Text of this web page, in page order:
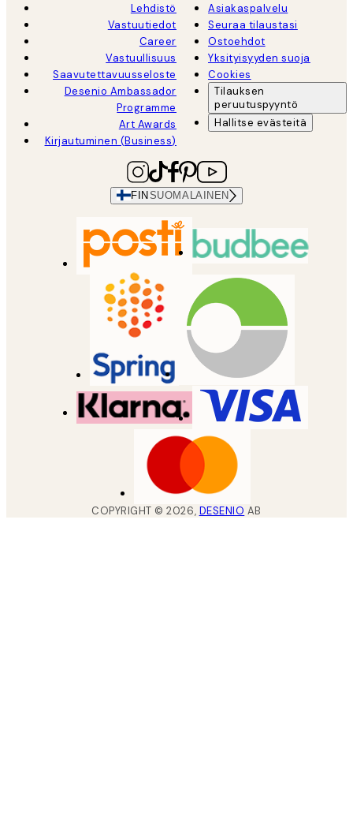
Lehdistö
Vastuutiedot
Career
Vastuullisuus
Saavutettavuusseloste
Desenio Ambassador
Programme
Art Awards
Kirjautuminen (Business)
Asiakaspalvelu
Seuraa tilaustasi
Ostoehdot
Yksityisyyden suoja
Cookies
Tilauksen
peruutuspyyntö
Hallitse evästeitä
FIN SUOMALAINEN
COPYRIGHT ©2026, DESENIO AB